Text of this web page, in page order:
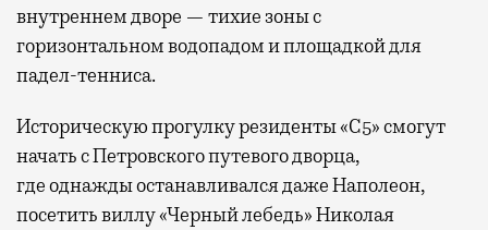
внутреннем дворе — тихие зоны с
горизонтальном водопадом и площадкой для
падел-тенниса.
Историческую прогулку резиденты «С5» смогут
начать с Петровского путевого дворца,
гдеоднажды останавливался даже Наполеон,
посетить виллу «Черный лебедь» Николая